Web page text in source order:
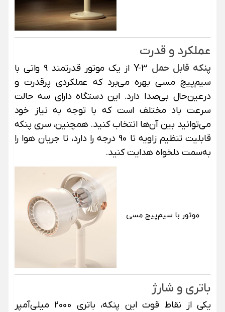
عملکرد و قدرت
پنکه قابل حمل
Y-3 از یک موتور قدرتمند 9 واتی با
سیم‌پیچ مسی بهره می‌برد که عملکردی پرقدرت و
درعین‌حال بی‌صدا دارد. این دستگاه دارای سه حالت
سرعت باد مختلف است که با توجه به نیاز خود
می‌توانید بین آن‌ها انتخاب کنید. همچنین، سری پنکه
قابلیت تنظیم زاویه تا 90 درجه را دارد، تا جریان هوا را
به‌سمت دلخواه هدایت کنید.
باتری و شارژ
یکی از نقاط قوت این پنکه، باتری 2000 میلی‌آمپر